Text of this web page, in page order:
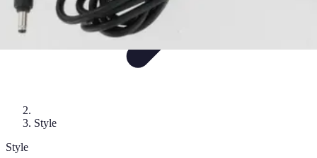
Style
Style